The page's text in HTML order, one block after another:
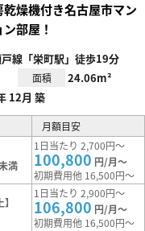
燥機付き名古屋市マン
部屋！
線「栄町駅」徒歩19分
面積 24.06m²
12月 築
月額目安
満
1日当たり 2,700円～
100,800 円/月～
初期費用他 16,500円～
1日当たり 2,900円～
106,800 円/月～
初期費用他 16,500円～